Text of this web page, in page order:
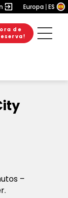
Europa ES
de
–